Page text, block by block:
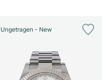
Ungetragen - New